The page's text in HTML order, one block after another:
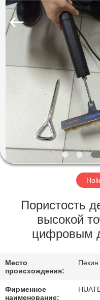
ДОМ
ПРОДУКТЫ
ПРОВЕРКА
КАЧЕСТВА
СВЯЖИТЕСЬ
МЫ
HUATEC
GROUP
CORPORATION.
Rights
Reserved.
Пористость
высокой
цифровым
Место
происхождения:
Пекин
Фирменное
наименование: